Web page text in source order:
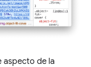
aspecto de la